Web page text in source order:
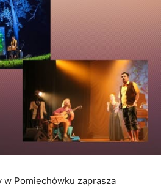
w Pomiechówku zaprasza